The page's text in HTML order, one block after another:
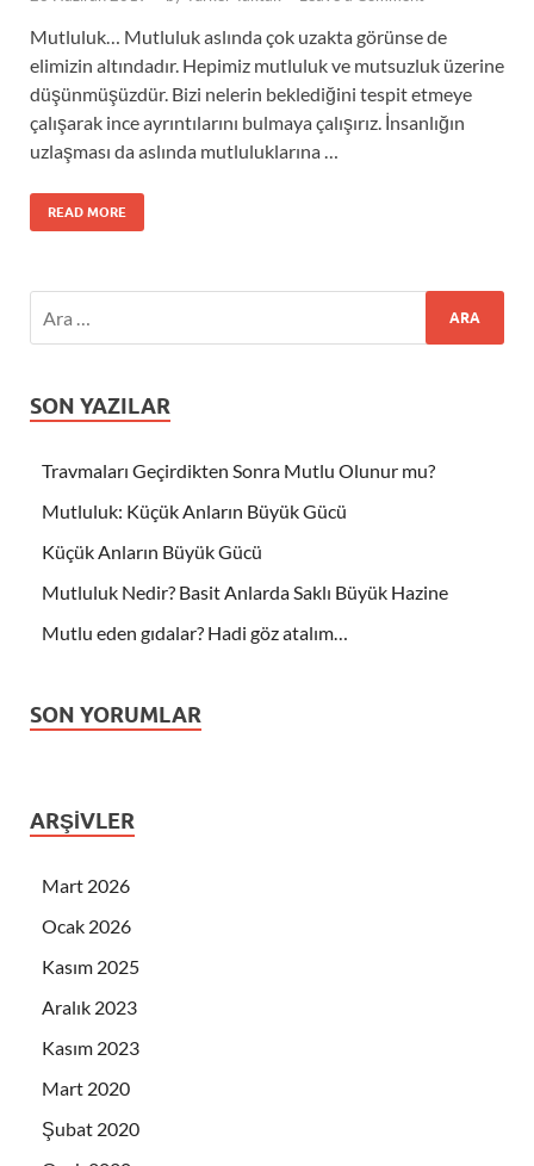
Mutluluk… Mutluluk aslında çok uzakta görünse de
elimizin altındadır. Hepimiz mutluluk ve mutsuzluk üzerine
düşünmüşüzdür. Bizi nelerin beklediğini tespit etmeye
çalışarak ince ayrıntılarını bulmaya çalışırız. İnsanlığın
uzlaşması da aslında mutluluklarına …
READ MORE
SON YAZILAR
Travmaları Geçirdikten Sonra Mutlu Olunur mu?
Mutluluk: Küçük Anların Büyük Gücü
Küçük Anların Büyük Gücü
Mutluluk Nedir? Basit Anlarda Saklı Büyük Hazine
Mutlu eden gıdalar? Hadi göz atalım…
SON YORUMLAR
ARŞIVLER
Mart 2026
Ocak 2026
Kasım 2025
Aralık 2023
Kasım 2023
Mart 2020
Şubat 2020